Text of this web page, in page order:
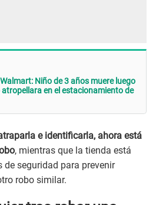
Niño de 3 años muere luego
atropellara en el estacionamiento de
e identificarla, ahora está
, mientras que la tienda está
seguridad para prevenir
robo similar.